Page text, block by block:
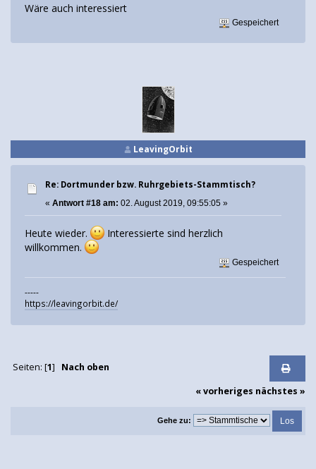
Wäre auch interessiert
Gespeichert
LeavingOrbit
Re: Dortmunder bzw. Ruhrgebiets-Stammtisch?
« Antwort #18 am: 02. August 2019, 09:55:05 »
Heute wieder.
Interessierte sind herzlich
willkommen.
Gespeichert
-----
https://leavingorbit.de/
Seiten: [1] Nach oben
« vorheriges nächstes »
Gehe zu: